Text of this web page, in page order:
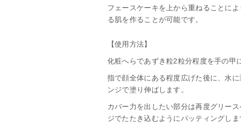
フェースケーキを上から重ねることに
る肌を作ることが可能です。
【使用方法】
化粧へらであずき粒2粒分程度を手の甲
指で顔全体にある程度広げた後に、水
ンジで塗り伸ばします。
カバー力を出したい部分は再度グリー
ジでたたき込むようにパッティングしま